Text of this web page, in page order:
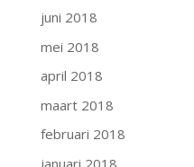
juni 2018
mei 2018
april 2018
maart 2018
februari 2018
januari 2018